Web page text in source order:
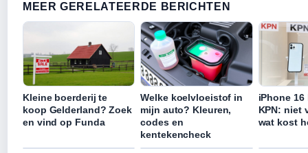
MEER GERELATEERDE BERICHTEN
Kleine boerderij te
koop Gelderland? Zoek
en vind op Funda
Welke koelvloeistof in
mijn auto? Kleuren,
codes en
kentekencheck
iPhone 16
KPN: niet
wat kost